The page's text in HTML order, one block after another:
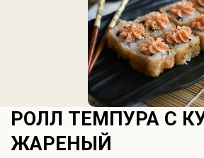
РОЛЛ ТЕМПУРА С
ЖАРЕНЫЙ